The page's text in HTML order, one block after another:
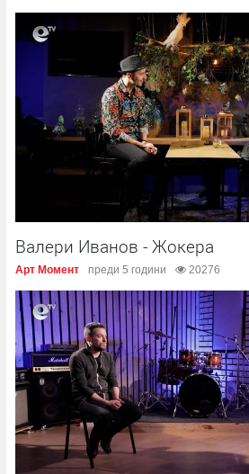
Валери Иванов - Жокера
Арт Момент преди 5 години 20276